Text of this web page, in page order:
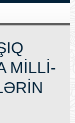
MİLLİ-